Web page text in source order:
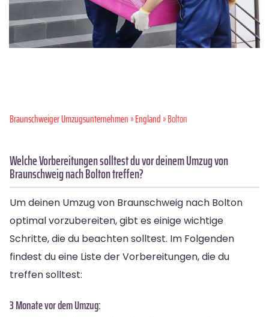
Braunschweiger Umzugsunternehmen»England» Bolton
Welche Vorbereitungen solltest du vor deinem Umzug von
Braunschweig nach Bolton treffen?
Um deinen Umzug von Braunschweig nach Bolton
optimal vorzubereiten, gibt es einige wichtige
Schritte, die du beachten solltest. Im Folgenden
findest du eine Liste der Vorbereitungen, die du
treffen solltest:
3 Monate vor dem Umzug: